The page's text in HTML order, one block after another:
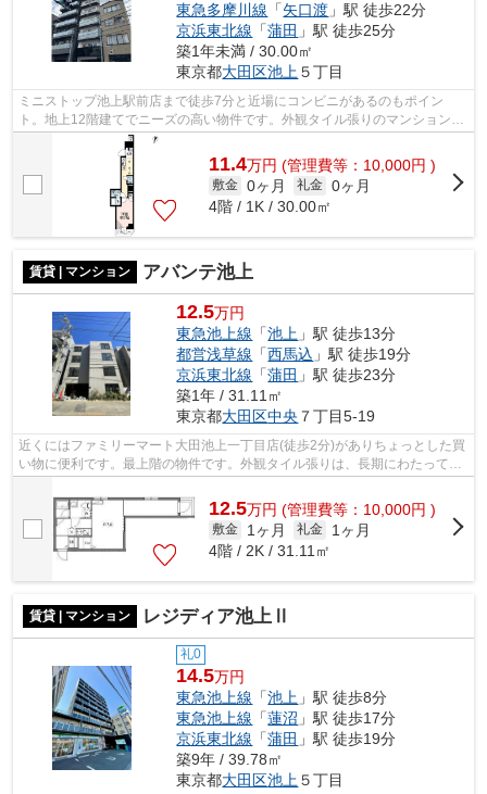
東急多摩川線 「矢口渡 」駅 徒歩22分
京浜東北線 「蒲田 」駅 徒歩25分
築1年未満 / 30.00㎡
東京都大田区池上５丁目
ミニストップ池上駅前店まで徒歩7分と近場にコンビニがあるのもポイン
ト。地上12階建てでニーズの高い物件です。外観タイル張りのマンションで
す。駅まで5分と、駅近でアクセスも良好...
11.4万円 (管理費等：10,000円 )
敷金 0ヶ月 礼金 0ヶ月
4階 / 1K / 30.00㎡
賃貸 | マンション アバンテ池上
12.5万円
東急池上線 「池上 」駅 徒歩13分
都営浅草線 「西馬込 」駅 徒歩19分
京浜東北線 「蒲田 」駅 徒歩23分
築1年 / 31.11㎡
東京都大田区中央 ７丁目5-19
近くにはファミリーマート大田池上一丁目店(徒歩2分)がありちょっとした買
い物に便利です。最上階の物件です。外観タイル張りは、長期にわたってメ
12.5万円 (管理費等：10,000円 )
敷金 1ヶ月 礼金
1ヶ月
4階 / 2K / 31.11㎡
賃貸 | マンション レジディア池上Ⅱ
礼0
14.5万円
東急池上線 「池上 」駅 徒歩8分
東急池上線 「蓮沼 」駅 徒歩17分
京浜東北線 「蒲田 」駅 徒歩19分
築9年 / 39.78㎡
東京都大田区池上 ５丁目